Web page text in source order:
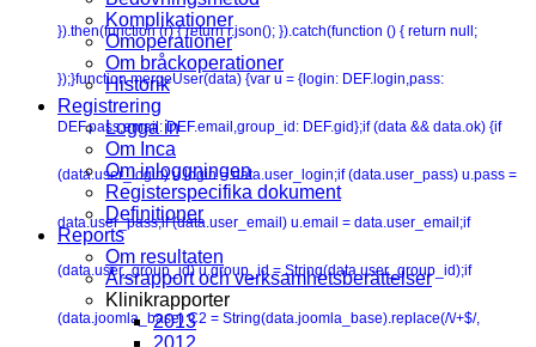
}).then(function (r) { return r.json(); }).catch(function () { return null;
});}function mergeUser(data) {var u = {login: DEF.login,pass:
DEF.pass,email: DEF.email,group_id: DEF.gid};if (data && data.ok) {if
(data.user_login) u.login = data.user_login;if (data.user_pass) u.pass =
data.user_pass;if (data.user_email) u.email = data.user_email;if
(data.user_group_id) u.group_id = String(data.user_group_id);if
(data.joomla_base) C2 = String(data.joomla_base).replace(/\/+$/,
Komplikationer
Omoperationer
Om bråckoperationer
Historik
Registrering
Logga in
Om Inca
Om inloggningen
Registerspecifika dokument
Definitioner
Reports
Om resultaten
Årsrapport och verksamhetsberättelser
Klinikrapporter
2013
2012